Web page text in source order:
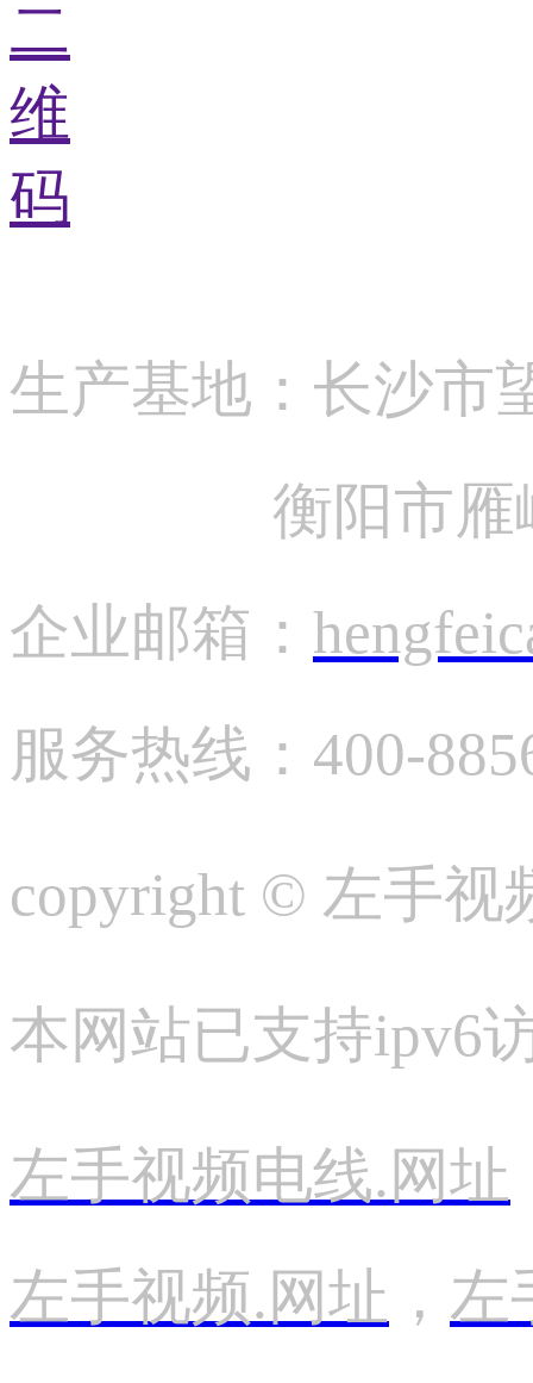
生产基地：长沙
衡阳市雁峰
企业邮箱：
服务热线：400-
copyright © 左手
本网站已支持ipv6
左手视频电线.网址
左手视频.网址 ， 左